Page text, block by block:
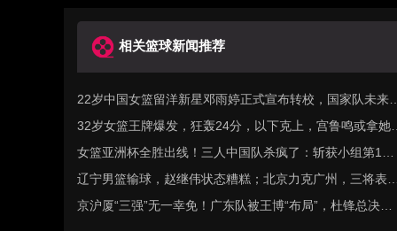
相关篮球新闻推荐
22岁中国女篮留洋新星邓雨婷正式宣布转校，国家队未来或
迎来锋线新力量
32岁女篮王牌爆发，狂轰24分，以下克上，宫鲁鸣或拿她代
替李梦？
女篮亚洲杯全胜出线！三人中国队杀疯了：斩获小组第1晋
级8强
辽宁男篮输球，赵继伟状态糟糕；北京力克广州，三将表现
出色；上海15连胜，洛夫顿闹情绪
京沪厦“三强”无一幸免！广东队被王博“布局”，杜锋总决赛